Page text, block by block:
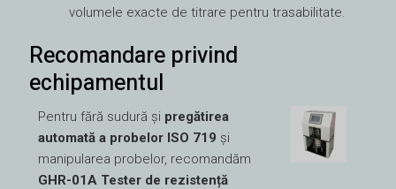
volumele exacte de titrare pentru trasabilitate.
Recomandare privind
echipamentul
Pentru fără sudură și pregătirea
automată a probelor ISO 719 și
manipularea probelor, recomandăm
GHR-01A Tester de rezistență